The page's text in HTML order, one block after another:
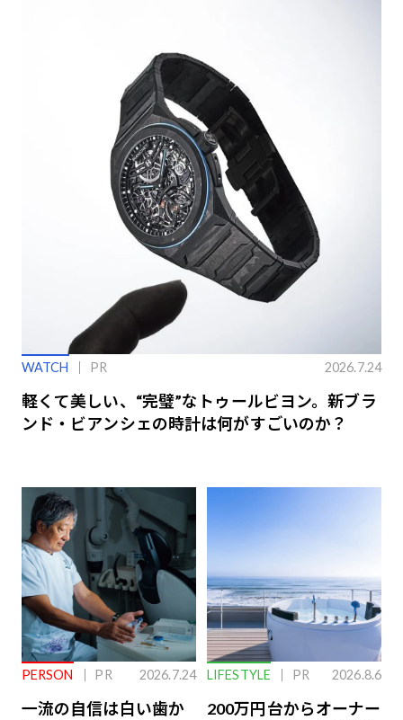
WATCH PR 2026.7.24
軽くて美しい、“完璧”なトゥールビヨン。新ブラ
ンド・ビアンシェの時計は何がすごいのか？
PERSON PR 2026.7.24
一流の自信は白い歯か
LIFESTYLE PR 2026.8.6
200万円台からオーナー